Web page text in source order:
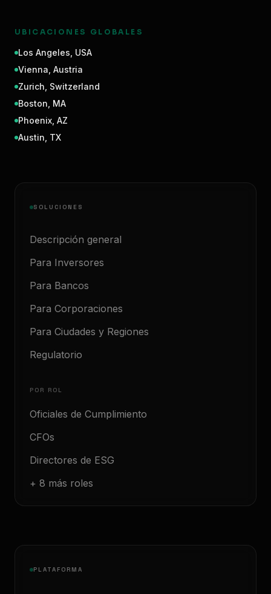
UBICACIONES GLOBALES
Los Angeles USA
Vienna Austria
Zurich Switzerland
Boston MA
Phoenix AZ
Austin TX
SOLUCIONES
Descripción general
Para Inversores
Para Bancos
Para Corporaciones
Para Ciudades y Regiones
Regulatorio
POR ROL
Oficiales de Cumplimiento
CFOs
Directores de ESG
+ 8 más roles
PLATAFORMA